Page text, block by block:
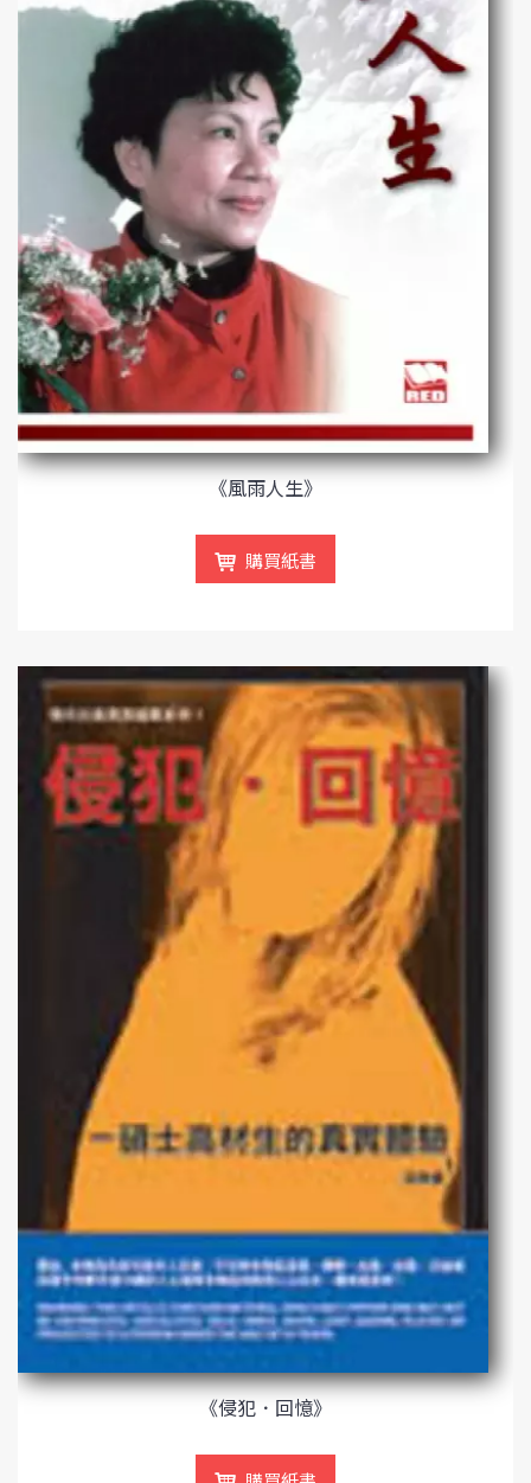
《風雨人生》
購買紙書
《侵犯．回憶》